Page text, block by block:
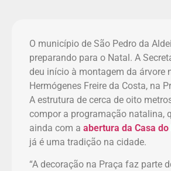
O município de São Pedro da
preparando para o Natal. A
deu início à montagem da árvore
Hermógenes Freire da Costa, na
A estrutura de cerca de oito
compor a programação natalina,
ainda com a abertura da Casa
já é uma tradição na cidade.
“A decoração na Praça faz parte